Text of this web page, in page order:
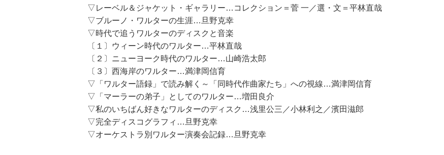
▽レーベル＆ジャケット・ギャラリー…コレクション＝菅 一／選・文＝平林直哉
▽ブルーノ・ワルターの生涯…旦野克幸
▽時代で追うワルターのディスクと音楽
〔１〕ウィーン時代のワルター…平林直哉
〔２〕ニューヨーク時代のワルター…山崎浩太郎
〔３〕西海岸のワルター…満津岡信育
▽「ワルター語録」で読み解く～「同時代作曲家たち」への視線…満津岡信育
▽「マーラーの弟子」としてのワルター…増田良介
▽私のいちばん好きなワルターのディスク…浅里公三／小林利之／濱田滋郎
▽完全ディスコグラフィ…旦野克幸
▽オーケストラ別ワルター演奏会記録…旦野克幸